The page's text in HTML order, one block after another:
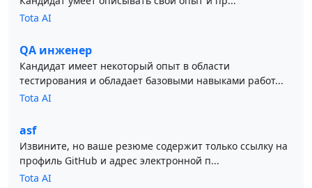
Tota AI
QA инженер
Кандидат имеет некоторый опыт в области
тестирования и обладает базовыми навыками работ...
Tota AI
asf
Извините, но ваше резюме содержит только ссылку на
профиль GitHub и адрес электронной п...
Tota AI